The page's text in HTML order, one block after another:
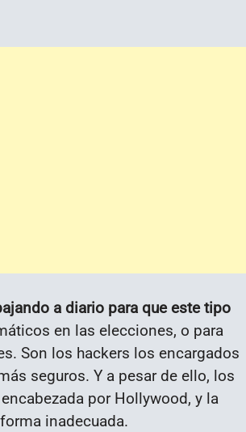
a diario para que este tipo
en las elecciones, o para
Son los hackers los encargados
seguros. Y a pesar de ello, los
por Hollywood, y la
inadecuada.